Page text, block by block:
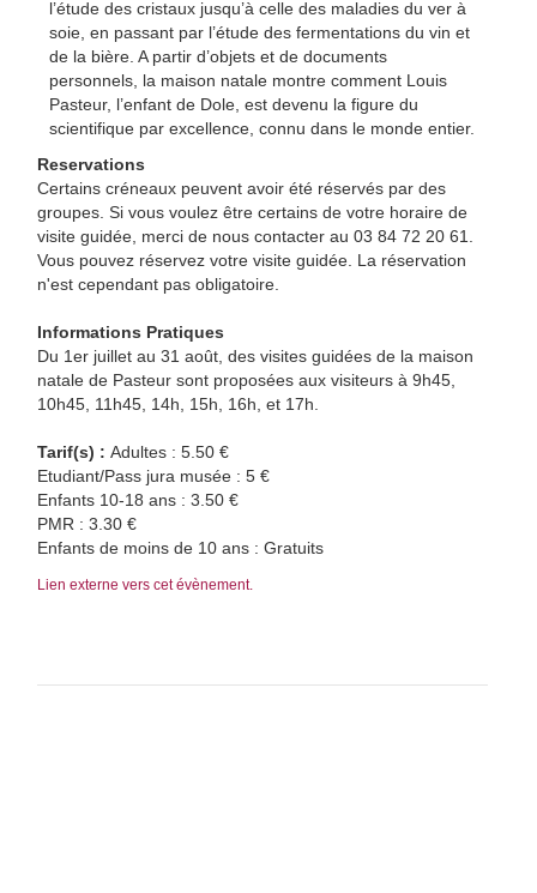
l’étude des cristaux jusqu’à celle des maladies du ver à
soie, en passant par l’étude des fermentations du vin et
de la bière. A partir d’objets et de documents
personnels, la maison natale montre comment Louis
Pasteur, l’enfant de Dole, est devenu la figure du
scientifique par excellence, connu dans le monde entier.
Reservations
Certains créneaux peuvent avoir été réservés par des
groupes. Si vous voulez être certains de votre horaire de
visite guidée, merci de nous contacter au 03 84 72 20 61.
Vous pouvez réservez votre visite guidée. La réservation
n'est cependant pas obligatoire.
Informations Pratiques
Du 1er juillet au 31 août, des visites guidées de la maison
natale de Pasteur sont proposées aux visiteurs à 9h45,
10h45, 11h45, 14h, 15h, 16h, et 17h.
Tarif(s) : Adultes : 5.50 €
Etudiant/Pass jura musée : 5 €
Enfants 10-18 ans : 3.50 €
PMR : 3.30 €
Enfants de moins de 10 ans : Gratuits
Lien externe vers cet évènement.